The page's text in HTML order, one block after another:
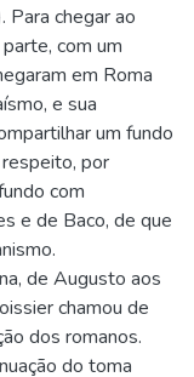
Para chegar ao
com um
em Roma
e sua
um fundo
por
com
e de Baco, de que
de Augusto aos
chamou de
dos romanos.
do toma